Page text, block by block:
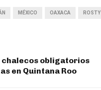
MÉXICO OAXACA
chalecos obligatorios
en Quintana Roo